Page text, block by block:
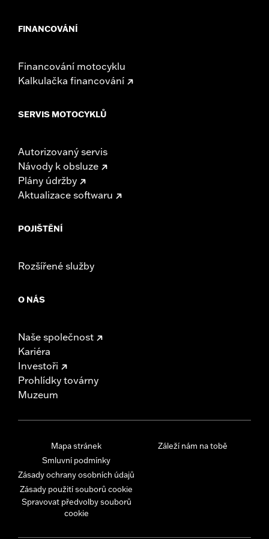
FINANCOVÁNÍ
Financování motocyklu
Kalkulačka financování
SERVIS MOTOCYKLŮ
Autorizovaný servis
Návody k obsluze
Plány údržby
Aktualizace softwaru
POJIŠTĚNÍ
Rozšířené služby
O NÁS
Naše společnost
Kariéra
Investoři
Prohlídky továrny
Muzeum
Mapa stránek
Smluvní podmínky
Zásady ochrany osobních údajů
Zásady použití souborů cookie
Spravovat předvolby souborů
cookie
Záleží nám na tobě